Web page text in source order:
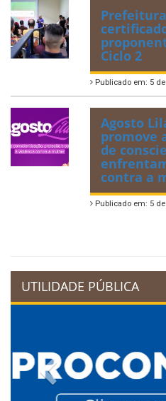
Ciclo 2
Publicado em: 5
Agosto
promove
de
contra a
Publicado em: 5
UTILIDADE PÚBLICA
Previous